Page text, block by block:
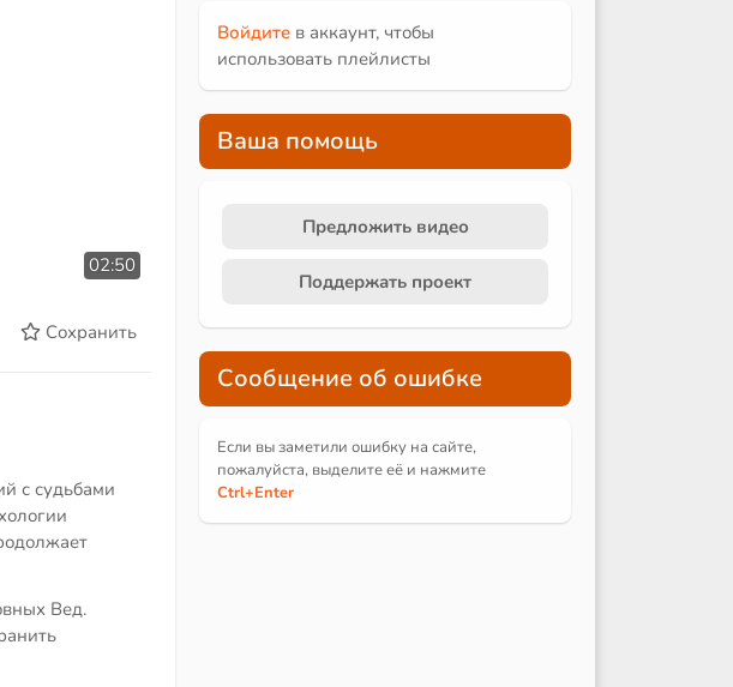
02:50
Сохранить
с судьбами
Вед.
Войдите в аккаунт, чтобы
использовать плейлисты
Ваша помощь
Предложить видео
Поддержать проект
Сообщение об ошибке
Если вы заметили ошибку на сайте,
пожалуйста, выделите её и нажмите
Ctrl+Enter